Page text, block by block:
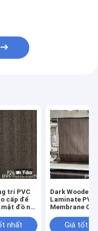
trí PVC
cấp để
đồ nội
nhất
Dark Wooden
Laminate PVC
Membrane
Vacuum Press
Giá tốt